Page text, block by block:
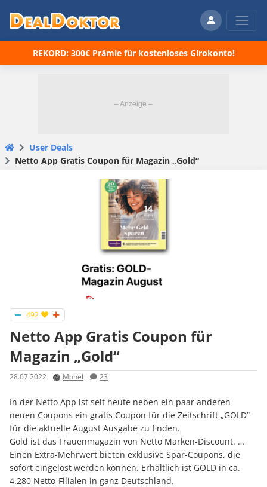
REKORD: 300€ Prämie für kostenloses Girokonto!
User Deals
Netto App Gratis Coupon für Magazin „Gold“
492
Netto App Gratis Coupon für
Magazin „Gold“
28.07.2022 Monel 23
In der Netto App ist seit heute neben ein paar anderen
neuen Coupons ein gratis Coupon für die Zeitschrift „GOLD“
für die aktuelle August Ausgabe zu finden.
Gold ist das Frauenmagazin von Netto Marken-Discount. …
Einen Extra-Mehrwert bieten exklusive Spar-Coupons, die
sofort eingelöst werden können. Erhältlich ist GOLD in ca.
4.280 Netto-Filialen in ganz Deutschland.